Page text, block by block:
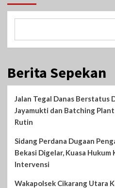
Berita Sepekan
Jalan Tegal Danas Berstatus
Jayamukti dan Batching
Rutin
Sidang Perdana Dugaan
Bekasi Digelar, Kuasa
Intervensi
Wakapolsek Cikarang Utara